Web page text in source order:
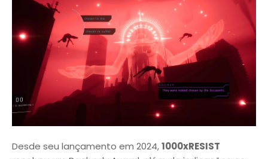
Desde seu lançamento em 2024,1000xRESIST